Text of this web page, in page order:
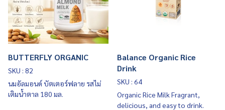
BUTTERFLY ORGANIC
SKU : 82
นมอัลมอนด์ บัตเตอร์ฟลาย รสไม่
เติมน้ำตาล 180 มล.
Balance Organic Rice
Drink
SKU : 64
Organic Rice Milk Fragrant,
delicious, and easy to drink.